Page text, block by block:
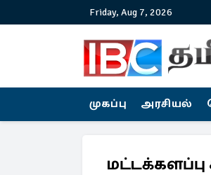
Friday, Aug 7, 2026
முகப்பு அரசியல்
மட்டக்களப்பு